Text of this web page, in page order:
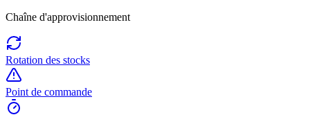
Chaîne d'approvisionnement
Rotation des stocks
Point de commande